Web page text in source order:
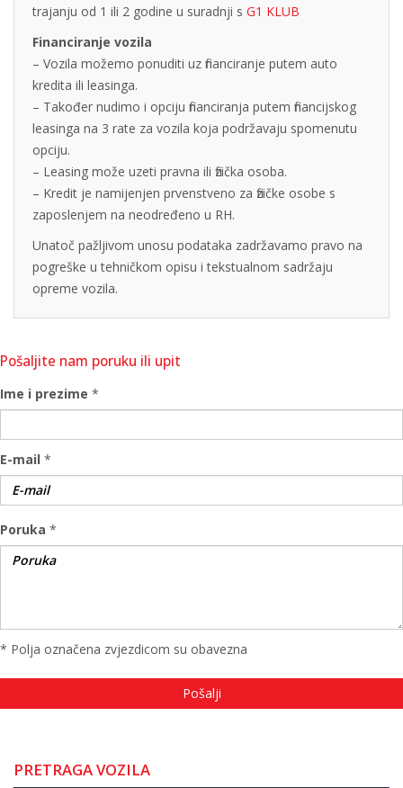
trajanju od 1 ili 2 godine u suradnji s G1 KLUB
Financiranje vozila
– Vozila možemo ponuditi uz financiranje putem auto
kredita ili leasinga.
– Također nudimo i opciju financiranja putem financijskog
leasinga na 3 rate za vozila koja podržavaju spomenutu
opciju.
– Leasing može uzeti pravna ili fizička osoba.
– Kredit je namijenjen prvenstveno za fizičke osobe s
zaposlenjem na neodređeno u RH.
Unatoč pažljivom unosu podataka zadržavamo pravo na
pogreške u tehničkom opisu i tekstualnom sadržaju
opreme vozila.
Pošaljite nam poruku ili upit
Ime i prezime *
E-mail *
Poruka *
* Polja označena zvjezdicom su obavezna
PRETRAGA VOZILA